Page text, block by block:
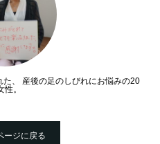
、 産後の足のしびれにお悩みの20
性。
ージに戻る